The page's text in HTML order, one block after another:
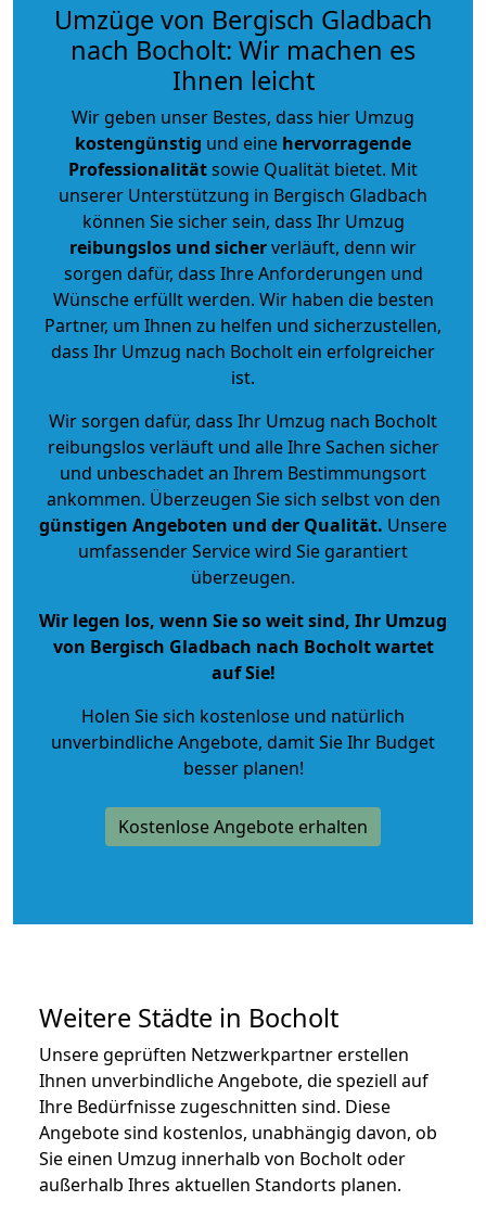
Umzüge von Bergisch Gladbach
nach Bocholt: Wir machen es
Ihnen leicht
Wir geben unser Bestes, dass hier Umzug
kostengünstig und eine hervorragende
Professionalitätsowie Qualität bietet. Mit
unserer Unterstützung in Bergisch Gladbach
können Sie sicher sein, dass Ihr Umzug
reibungslos und sicherverläuft, denn wir
sorgen dafür, dass Ihre Anforderungen und
Wünsche erfüllt werden. Wir haben die besten
Partner, um Ihnen zu helfen und sicherzustellen,
dass Ihr Umzug nach Bocholt ein erfolgreicher
ist.
Wir sorgen dafür, dass Ihr Umzug nach Bocholt
reibungslos verläuft und alle Ihre Sachen sicher
und unbeschadet an Ihrem Bestimmungsort
ankommen. Überzeugen Sie sich selbst von den
günstigen Angeboten und der Qualität. Unsere
umfassender Service wird Sie garantiert
überzeugen.
Wir legen los, wenn Sie so weit sind, Ihr Umzug
von Bergisch Gladbach nach Bocholt wartet
auf Sie!
Holen Sie sich kostenlose und natürlich
unverbindliche Angebote, damit Sie Ihr Budget
besser planen!
Kostenlose Angebote erhalten
Weitere Städte in Bocholt
Unsere geprüften Netzwerkpartner erstellen
Ihnen unverbindliche Angebote, die speziell auf
Ihre Bedürfnisse zugeschnitten sind. Diese
Angebote sind kostenlos, unabhängig davon, ob
Sie einen Umzug innerhalb von Bocholt oder
außerhalb Ihres aktuellen Standorts planen.